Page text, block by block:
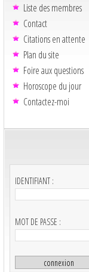
Liste des membres
Contact
Citations en attente
Plan du site
Foire aux questions
Horoscope du jour
Contactez-moi
IDENTIFIANT :
MOT DE PASSE :